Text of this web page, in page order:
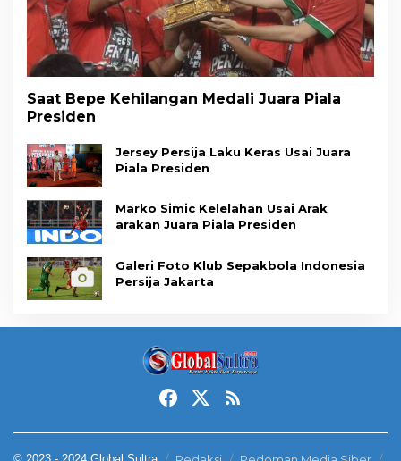
Saat Bepe Kehilangan Medali Juara Piala
Presiden
Jersey Persija Laku Keras Usai Juara
Piala Presiden
Marko Simic Kelelahan Usai Arak
arakan Juara Piala Presiden
Galeri Foto Klub Sepakbola Indonesia
Persija Jakarta